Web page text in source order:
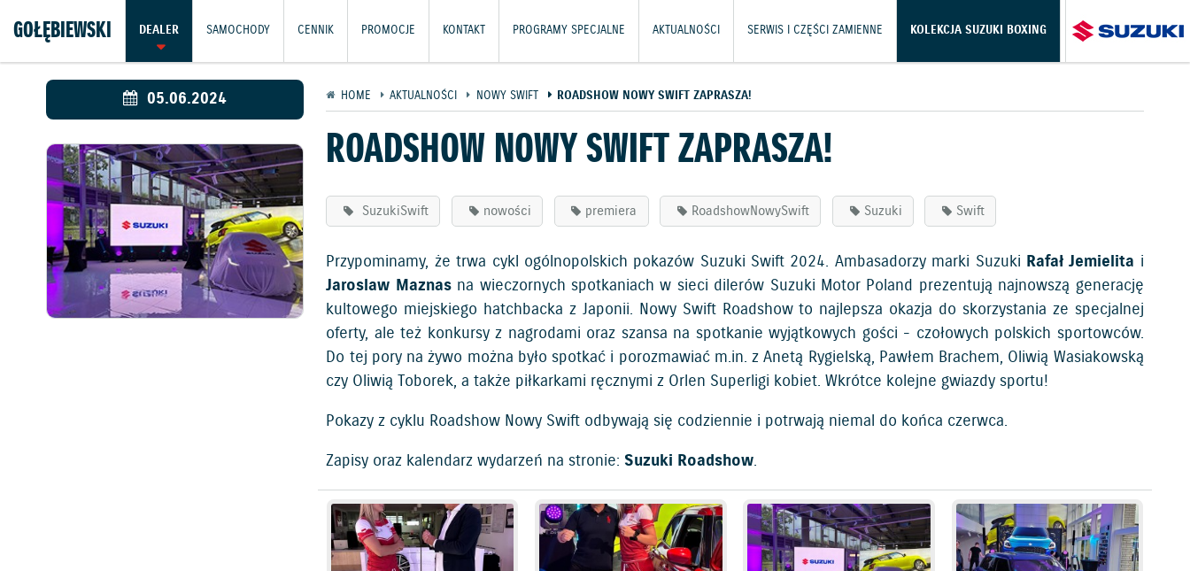
GOŁĘBIEWSKI DEALER SAMOCHODY CENNIK PROMOCJE KONTAKT PROGRAMY SPECJALNE AKTUALNOŚCI SERWIS I CZĘŚCI ZAMIENNE KOLEKCJA SUZUKI BOXING
05.06.2024 HOME AKTUALNOŚCI NOWY SWIFT ROADSHOW NOWY SWIFT ZAPRASZA!
ROADSHOW NOWY SWIFT ZAPRASZA!
SuzukiSwift nowości premiera RoadshowNowySwift Suzuki Swift
Przypominamy, że trwa cykl ogólnopolskich pokazów Suzuki Swift 2024. Ambasadorzy marki Suzuki Rafał Jemielita i
Jaroslaw Maznasna wieczornych spotkaniach w sieci dilerów Suzuki Motor Poland prezentują najnowszą generację
kultowego miejskiego hatchbacka z Japonii. Nowy Swift Roadshow to najlepsza okazja do skorzystania ze specjalnej
oferty, ale też konkursy z nagrodami oraz szansa na spotkanie wyjątkowych gości - czołowych polskich sportowców.
Do tej pory na żywo można było spotkać i porozmawiać m.in. z Anetą Rygielską, Pawłem Brachem, Oliwią Wasiakowską
czy Oliwią Toborek, a także piłkarkami ręcznymi z Orlen Superligi kobiet. Wkrótce kolejne gwiazdy sportu!
Pokazy z cyklu Roadshow Nowy Swift odbywają się codziennie i potrwają niemal do końca czerwca.
Zapisy oraz kalendarz wydarzeń na stronie: Suzuki Roadshow.